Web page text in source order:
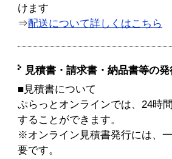
けます
⇒配送について詳しくはこちら
見積書・請求書・納品書等の
■見積書について
ぷらっとオンラインでは、24時
することができます。
※オンライン見積書発行には、
要です。